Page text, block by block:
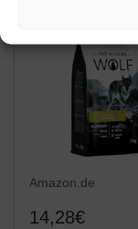
Amazon.de
14,28€